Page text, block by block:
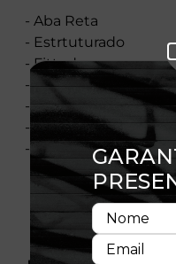
- Aba Reta
- Estrtuturado
- Fitted
- Vendido Por
- Composição 100%
- Importado
- Licença Oficial